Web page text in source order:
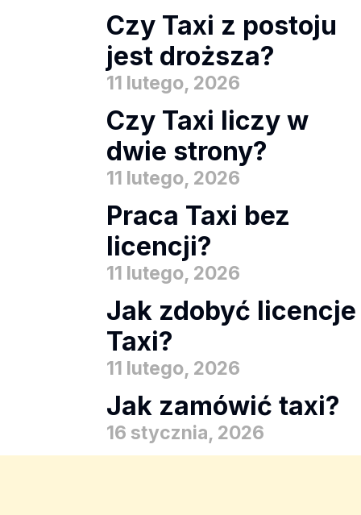
Czy Taxi z postoju
jest droższa?
11 lutego, 2026
Czy Taxi liczy w
dwie strony?
11 lutego, 2026
Praca Taxi bez
licencji?
11 lutego, 2026
Jak zdobyć licencje
Taxi?
11 lutego, 2026
Jak zamówić taxi?
16 stycznia, 2026